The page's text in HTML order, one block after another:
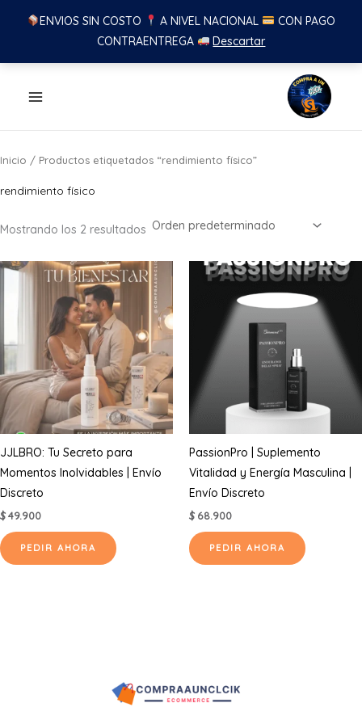
ENVIOS SIN COSTO A NIVEL NACIONAL
CON PAGO
CONTRAENTREGA
Descartar
Inicio / Productos etiquetados “rendimiento físico”
rendimiento físico
Mostrando los 2 resultados
JJLBRO: Tu Secreto para
Momentos Inolvidables | Envío
Discreto
$49.900
PEDIR AHORA
PassionPro | Suplemento
Vitalidad y Energía Masculina |
Envío Discreto
$ 68.900
PEDIR AHORA